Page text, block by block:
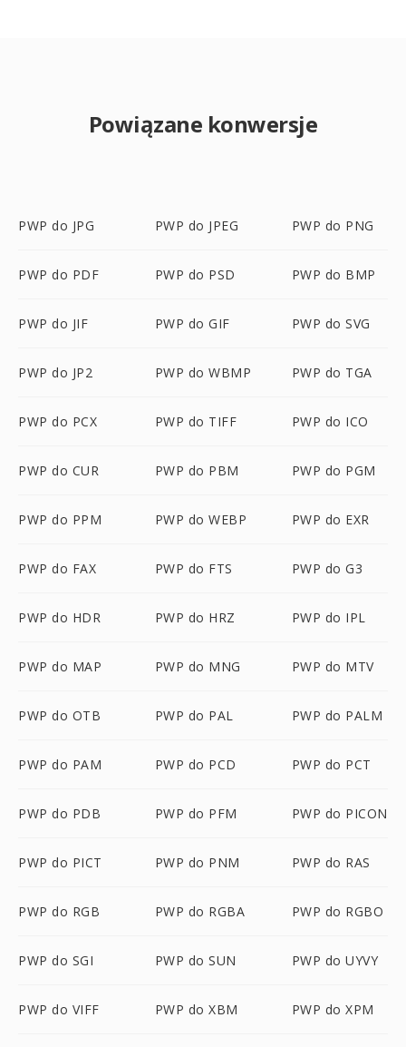
Powiązane konwersje
PWP do JPG PWP do JPEG PWP do PNG
PWP do PDF PWP do PSD PWP do BMP
PWP do JIF PWP do GIF PWP do SVG
PWP do JP2 PWP do WBMP PWP do TGA
PWP do PCX PWP do TIFF PWP do ICO
PWP do CUR PWP do PBM PWP do PGM
PWP do PPM PWP do WEBP PWP do EXR
PWP do FAX PWP do FTS PWP do G3
PWP do HDR PWP do HRZ PWP do IPL
PWP do MAP PWP do MNG PWP do MTV
PWP do OTB PWP do PAL PWP do PALM
PWP do PAM PWP do PCD PWP do PCT
PWP do PDB PWP do PFM PWP do PICON
PWP do PICT PWP do PNM PWP do RAS
PWP do RGB PWP do RGBA PWP do RGBO
PWP do SGI PWP do SUN PWP do UYVY
PWP do VIFF PWP do XBM PWP do XPM